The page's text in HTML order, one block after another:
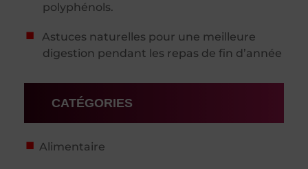
polyphénols.
Astuces naturelles pour une meilleure
digestion pendant les repas de fin d’année
CATÉGORIES
Alimentaire